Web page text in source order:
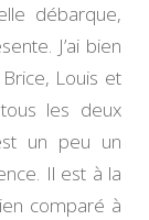
débarque,
J’ai bien
Louis et
les deux
un peu un
Il est à la
comparé à